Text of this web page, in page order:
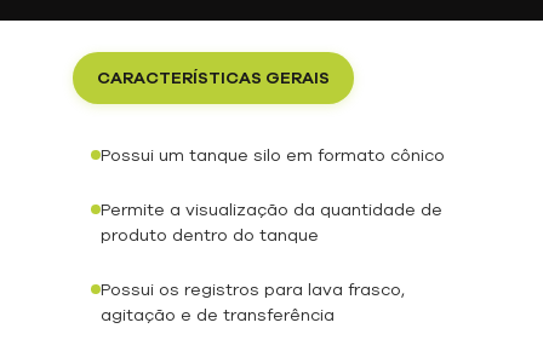
CARACTERÍSTICAS GERAIS
Possui um tanque silo em formato cônico
Permite a visualização da quantidade de
produto dentro do tanque
Possui os registros para lava frasco,
agitação e de transferência